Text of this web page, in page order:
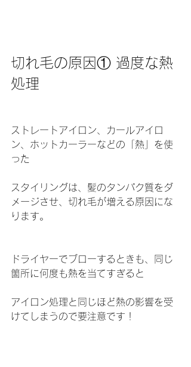
切れ毛の原因① 過度な熱
処理
ストレートアイロン、カールアイロ
ン、ホットカーラーなどの「熱」を使
った
スタイリングは、髪のタンパク質をダ
メージさせ、切れ毛が増える原因にな
ります。
ドライヤーでブローするときも、同じ
箇所に何度も熱を当てすぎると
アイロン処理と同じほど熱の影響を受
けてしまうので要注意です！